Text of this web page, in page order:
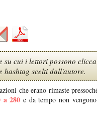
su cui i lettori possono
hashtag scelti dall'autore.
che erano rimaste
a 280 e da tempo non